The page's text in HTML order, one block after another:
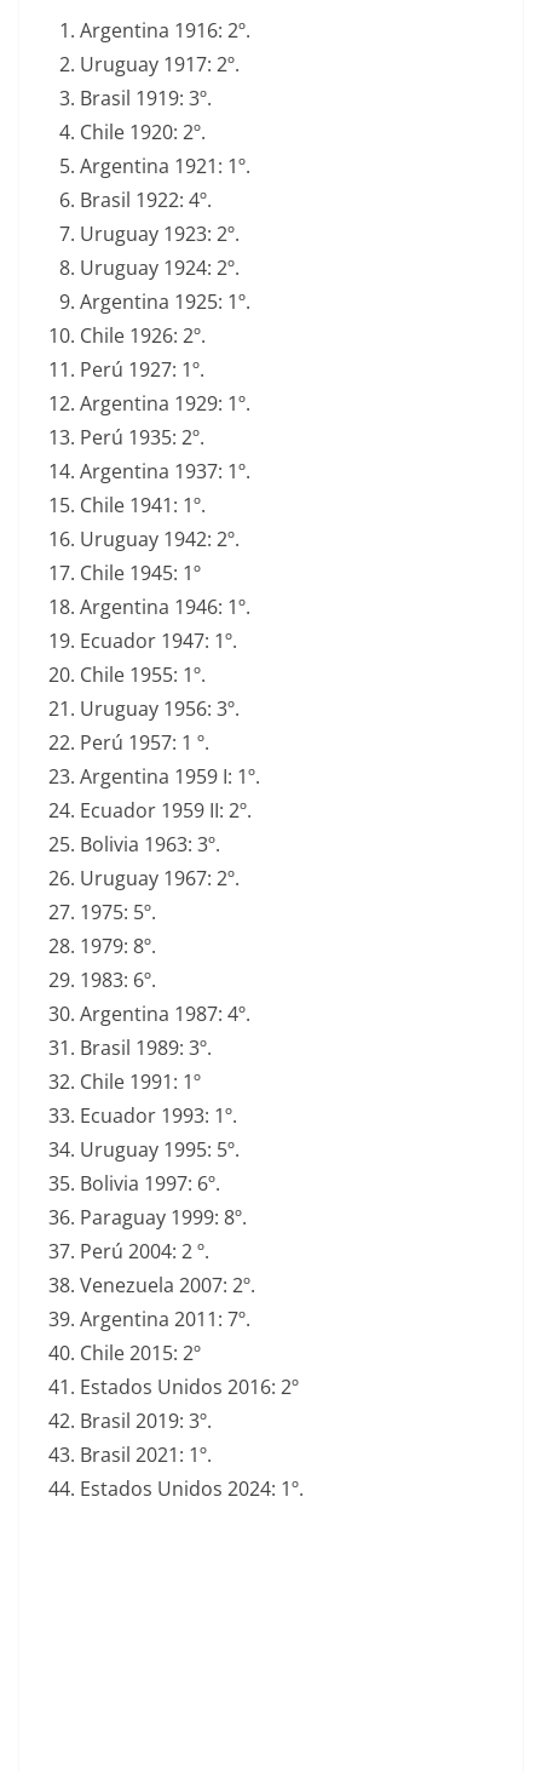
Argentina 1916: 2º.
Uruguay 1917: 2º.
Brasil 1919: 3º.
Chile 1920: 2º.
Argentina 1921: 1º.
Brasil 1922: 4º.
Uruguay 1923: 2º.
Uruguay 1924: 2º.
Argentina 1925: 1º.
Chile 1926: 2º.
Perú 1927: 1º.
Argentina 1929: 1º.
Perú 1935: 2º.
Argentina 1937: 1º.
Chile 1941: 1º.
Uruguay 1942: 2º.
Chile 1945: 1º
Argentina 1946: 1º.
Ecuador 1947: 1º.
Chile 1955: 1º.
Uruguay 1956: 3º.
Perú 1957: 1 º.
Argentina 1959 I: 1º.
Ecuador 1959 II: 2º.
Bolivia 1963: 3º.
Uruguay 1967: 2º.
1975: 5º.
1979: 8º.
1983: 6º.
Argentina 1987: 4º.
Brasil 1989: 3º.
Chile 1991: 1º
Ecuador 1993: 1º.
Uruguay 1995: 5º.
Bolivia 1997: 6º.
Paraguay 1999: 8º.
Perú 2004: 2 º.
Venezuela 2007: 2º.
Argentina 2011: 7º.
Chile 2015: 2º
Estados Unidos 2016: 2º
Brasil 2019: 3º.
Brasil 2021: 1º.
Estados Unidos 2024: 1º.